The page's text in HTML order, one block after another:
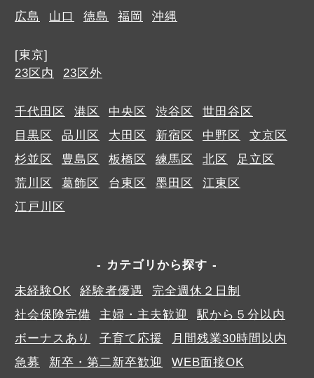
広島
山口 徳島 福岡 沖縄
[東京]
23区内
23区外
千代田区 港区 中央区 渋谷区
世田谷区
目黒区
品川区 大田区 新宿区 中野区
文京区
杉並区
豊島区 板橋区 練馬区 北区
足立区
荒川区
葛飾区 台東区 墨田区
江東区
江戸川区
カテゴリから探す
未経験OK
経験者優遇
完全週休２日制
社会保険完備
主婦・主夫歓迎
駅から５分以内
ボーナスあり
子育て応援
月間残業30時間以内
急募
新卒・第二新卒歓迎
WEB面接OK